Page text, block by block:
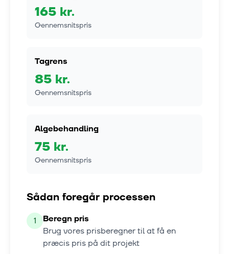
165 kr.
Gennemsnitspris
Tagrens
85 kr.
Gennemsnitspris
Algebehandling
75 kr.
Gennemsnitspris
Sådan foregår processen
1
Beregn pris
Brug vores prisberegner til at få en
præcis pris på dit projekt